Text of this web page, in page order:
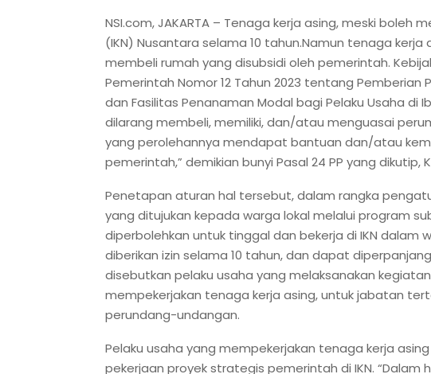
NSI.com, JAKARTA – Tenaga kerja asing, meski boleh
(IKN) Nusantara selama 10 tahun.Namun tenaga kerja
membeli rumah yang disubsidi oleh pemerintah.
Pemerintah Nomor 12 Tahun 2023 tentang Pemberian
dan Fasilitas Penanaman Modal bagi Pelaku Usaha di
dilarang membeli, memiliki, dan/atau menguasai
yang perolehannya mendapat bantuan dan/atau
pemerintah,” demikian bunyi Pasal 24 PP yang dikutip,
Penetapan aturan hal tersebut, dalam rangka
yang ditujukan kepada warga lokal melalui program
diperbolehkan untuk tinggal dan bekerja di IKN dalam
diberikan izin selama 10 tahun, dan dapat
disebutkan pelaku usaha yang melaksanakan
mempekerjakan tenaga kerja asing, untuk jabatan
perundang-undangan.
Pelaku usaha yang mempekerjakan tenaga kerja
pekerjaan proyek strategis pemerintah di IKN.